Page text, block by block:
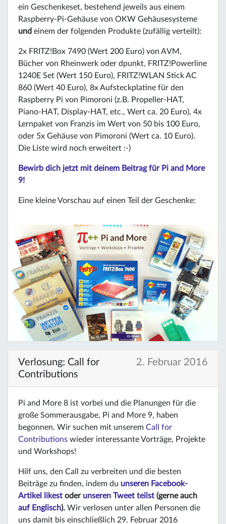
ein Geschenkeset, bestehend jeweils aus einem
Raspberry-Pi-Gehäuse von OKW Gehäusesysteme
und einem der folgenden Produkte (zufällig verteilt):
2x FRITZ!Box 7490 (Wert 200 Euro) von AVM,
Bücher von Rheinwerk oder dpunkt, FRITZ!Powerline
1240E Set (Wert 150 Euro), FRITZ!WLAN Stick AC
860 (Wert 40 Euro), 8x Aufsteckplatine für den
Raspberry Pi von Pimoroni (z.B. Propeller-HAT,
Piano-HAT, Display-HAT, etc., Wert ca. 20 Euro), 4x
Lernpaket von Franzis im Wert von 50 bis 100 Euro,
oder 5x Gehäuse von Pimoroni (Wert ca. 10 Euro).
Die Liste wird noch erweitert :-)
Bewirb dich jetzt mit deinem Beitrag für Pi and More
9!
Eine kleine Vorschau auf einen Teil der Geschenke:
Verlosung: Call for
Contributions
2. Februar 2016
Pi and More 8 ist vorbei und die Planungen für die
große Sommerausgabe, Pi and More 9, haben
begonnen. Wir suchen mit unserem Call for
Contributions wieder interessante Vorträge, Projekte
und Workshops!
Hilf uns, den Call zu verbreiten und die besten
Beiträge zu finden, indem du unseren Facebook-
Artikel likest oder unseren Tweet teilst (gerne auch
auf Englisch). Wir verlosen unter allen Personen die
uns damit bis einschließlich 29. Februar 2016